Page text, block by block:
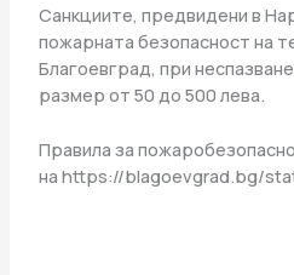
Санкциите, предвидени в
пожарната безопасност на
Благоевград, при
размер от 50 до 500 лева.
Правила за
на https://blagoevgrad.bg/